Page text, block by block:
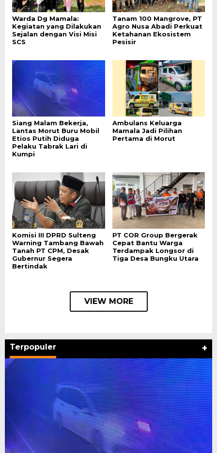
Warda Dg Mamala:
Kegiatan yang Dilakukan
Sejalan dengan Visi Misi
SCS
Tanam 100 Mangrove, PT
Agro Nusa Abadi Perkuat
Ketahanan Ekosistem
Pesisir
Siang Malam Bekerja,
Lantas Morut Buru Mobil
Etios Putih Diduga
Pelaku Tabrak Lari di
Kumpi
Ambulans Keluarga
Mamala Jadi Pilihan
Pertama di Morut
Komisi III DPRD Sulteng
Warning Tambang Bawah
Tanah PT CPM, Desak
Gubernur Segera
Bertindak
PT COR Group Bergerak
Cepat Bantu Warga
Terdampak Longsor di
Tiga Desa Bungku Utara
VIEW MORE
Terpopuler +